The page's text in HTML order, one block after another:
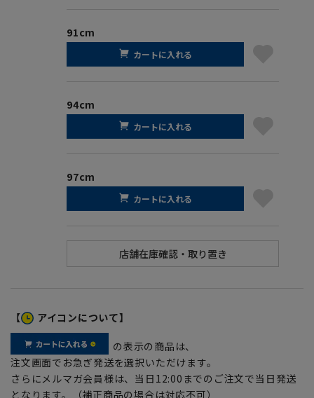
91cm
カートに入れる
94cm
カートに入れる
97cm
カートに入れる
【 アイコンについて】
の表示の商品は、
注文画面でお急ぎ発送を選択いただけます。
さらにメルマガ会員様は、当日12:00までのご注文で当日発送
となります。（補正商品の場合は対応不可）